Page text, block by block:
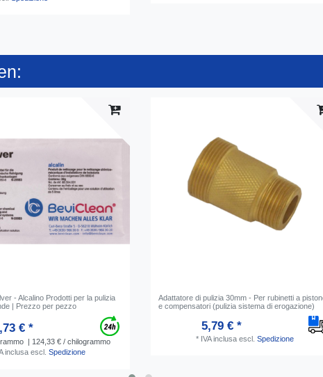
- Alcalino Prodotti per la pulizia
| Prezzo per pezzo
€ *
| 124,33 € / chilogrammo
inclusaescl. Spedizione
Adattatore di pulizia 30mm - Per rubinetti a
e compensatori (pulizia sistema di erogazione)
5,79 € *
* IVA inclusaescl. Spedizione